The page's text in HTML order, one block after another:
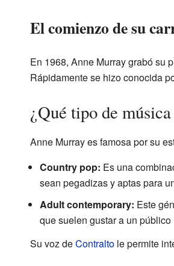
El comienzo de su
En 1968, Anne Murray grabó su
Rápidamente se hizo conocida
¿Qué tipo de
Anne Murray es famosa por su
Country pop: Es una
sean pegadizas y aptas para
Adult contemporary: Este
que suelen gustar a un público
Su voz deContraltole permite